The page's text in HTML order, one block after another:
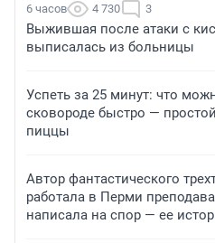
6 часов 4 730 3
Выжившая после атаки с
выписалась из больницы
Успеть за 25 минут: что
сковороде быстро —
пиццы
Автор фантастического
работала в Перми
написала на спор — ее